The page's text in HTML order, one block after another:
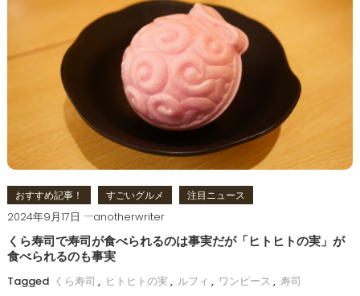
おすすめ記事！ すごいグルメ 注目ニュース
2024年9月17日 anotherwriter
くら寿司で寿司が食べられるのは事実だが「ヒトヒトの実」が
食べられるのも事実
Tagged くら寿司 , ヒトヒトの実 , ルフィ , ワンピース , 寿司